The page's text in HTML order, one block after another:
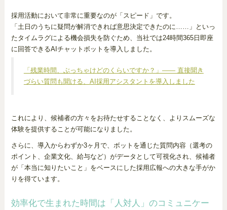
採用活動において非常に重要なのが「スピード」です。
「土日のうちに疑問が解消できれば意思決定できたのに……」といっ
たタイムラグによる機会損失を防ぐため、当社では24時間365日即座
に回答できるAIチャットボットを導入しました。
「残業時間、ぶっちゃけどのくらいですか？」—— 直接聞き
づらい質問も聞ける、AI採用アシスタントを導入しました
これにより、候補者の方々をお待たせすることなく、よりスムーズな
体験を提供することが可能になりました。
さらに、導入からわずか3ヶ月で、ボットを通じた質問内容（選考の
ポイント、企業文化、給与など）がデータとして可視化され、候補者
が「本当に知りたいこと」をベースにした採用広報への大きな手がか
りを得ています。
効率化で生まれた時間は「人対人」のコミュニケー